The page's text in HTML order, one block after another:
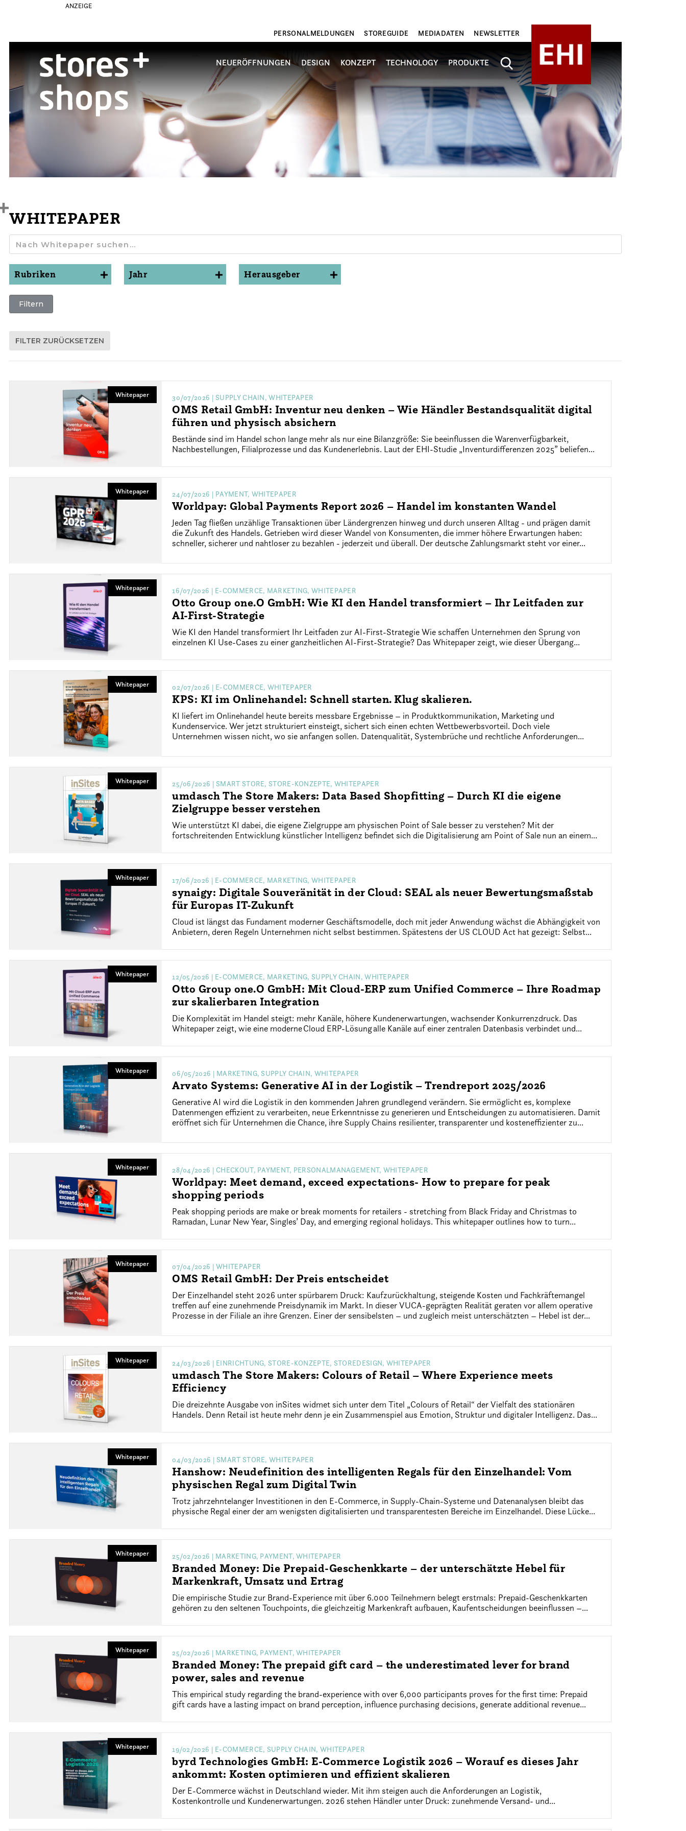
ANZEIGE
PERSONALMELDUNGEN STOREGUIDE MEDIADATEN NEWSLETTER
NEUERÖFFNUNGEN DESIGN KONZEPT TECHNOLOGY PRODUKTE
WHITEPAPER
Rubriken
ALLE
Jahr Herausgeber
Filtern
FILTER ZURÜCKSETZEN
Whitepaper 30/07/2026 | SUPPLY CHAIN, WHITEPAPER
OMS Retail GmbH: Inventur neu denken – Wie Händler Bestandsqualität digital
führen und physisch absichern
Bestände sind im Handel schon lange mehr als nur eine Bilanzgröße: Sie beeinflussen die Warenverfügbarkeit,
Nachbestellungen, Filialprozesse und das Kundenerlebnis. Laut der EHI-Studie „Inventurdifferenzen 2025” beliefen...
Whitepaper 24/07/2026 | PAYMENT, WHITEPAPER
Worldpay: Global Payments Report 2026 – Handel im konstanten Wandel
Jeden Tag fließen unzählige Transaktionen über Ländergrenzen hinweg und durch unseren Alltag - und prägen damit
die Zukunft des Handels. Getrieben wird dieser Wandel von Konsumenten, die immer höhere Erwartungen haben:
schneller, sicherer und nahtloser zu bezahlen - jederzeit und überall. Der deutsche Zahlungsmarkt steht vor einer...
Whitepaper 16/07/2026 | E-COMMERCE, MARKETING, WHITEPAPER
Otto Group one.O GmbH: Wie KI den Handel transformiert – Ihr Leitfaden zur
AI-First-Strategie
Wie KI den Handel transformiert Ihr Leitfaden zur AI-First-Strategie Wie schaffen Unternehmen den Sprung von
einzelnen KI Use-Cases zu einer ganzheitlichen AI-First-Strategie? Das Whitepaper zeigt, wie dieser Übergang...
Whitepaper 02/07/2026 | E-COMMERCE, WHITEPAPER
KPS: KI im Onlinehandel: Schnell starten. Klug skalieren.
KI liefert im Onlinehandel heute bereits messbare Ergebnisse – in Produktkommunikation, Marketing und
Kundenservice. Wer jetzt strukturiert einsteigt, sichert sich einen echten Wettbewerbsvorteil. Doch viele
Unternehmen wissen nicht, wo sie anfangen sollen. Datenqualität, Systembrüche und rechtliche Anforderungen...
Whitepaper 25/06/2026 | SMART STORE, STORE-KONZEPTE, WHITEPAPER
umdasch The Store Makers: Data Based Shopfitting – Durch KI die eigene
Zielgruppe besser verstehen
Wie unterstützt KI dabei, die eigene Zielgruppe am physischen Point of Sale besser zu verstehen? Mit der
fortschreitenden Entwicklung künstlicher Intelligenz befindet sich die Digitalisierung am Point of Sale nun an einem...
Whitepaper 17/06/2026 | E-COMMERCE, MARKETING, WHITEPAPER
synaigy: Digitale Souveränität in der Cloud: SEAL als neuer Bewertungsmaßstab
für Europas IT-Zukunft
Cloud ist längst das Fundament moderner Geschäftsmodelle, doch mit jeder Anwendung wächst die Abhängigkeit von
Anbietern, deren Regeln Unternehmen nicht selbst bestimmen. Spätestens der US CLOUD Act hat gezeigt: Selbst...
Whitepaper 12/05/2026 | E-COMMERCE, MARKETING, SUPPLY CHAIN, WHITEPAPER
Otto Group one.O GmbH: Mit Cloud-ERP zum Unified Commerce – Ihre Roadmap
zur skalierbaren Integration
Die Komplexität im Handel steigt: mehr Kanäle, höhere Kundenerwartungen, wachsender Konkurrenzdruck. Das
Whitepaper zeigt, wie eine moderne Cloud ERP-Lösung alle Kanäle auf einer zentralen Datenbasis verbindet und...
Whitepaper 06/05/2026 | MARKETING, SUPPLY CHAIN, WHITEPAPER
Arvato Systems: Generative AI in der Logistik – Trendreport 2025/2026
Generative AI wird die Logistik in den kommenden Jahren grundlegend verändern. Sie ermöglicht es, komplexe
Datenmengen effizient zu verarbeiten, neue Erkenntnisse zu generieren und Entscheidungen zu automatisieren. Damit
eröffnet sich für Unternehmen die Chance, ihre Supply Chains resilienter, transparenter und kosteneffizienter zu...
Whitepaper 28/04/2026 | CHECKOUT, PAYMENT, PERSONALMANAGEMENT, WHITEPAPER
Worldpay: Meet demand, exceed expectations- How to prepare for peak
shopping periods
Peak shopping periods are make or break moments for retailers - stretching from Black Friday and Christmas to
Ramadan, Lunar New Year, Singles’ Day, and emerging regional holidays. This whitepaper outlines how to turn...
Whitepaper 07/04/2026 | WHITEPAPER
OMS Retail GmbH: Der Preis entscheidet
Der Einzelhandel steht 2026 unter spürbarem Druck: Kaufzurückhaltung, steigende Kosten und Fachkräftemangel
treffen auf eine zunehmende Preisdynamik im Markt. In dieser VUCA-geprägten Realität geraten vor allem operative
Prozesse in der Filiale an ihre Grenzen. Einer der sensibelsten – und zugleich meist unterschätzten – Hebel ist der...
Whitepaper 24/03/2026 | EINRICHTUNG, STORE-KONZEPTE, STOREDESIGN, WHITEPAPER
umdasch The Store Makers: Colours of Retail – Where Experience meets
Efficiency
Die dreizehnte Ausgabe von inSites widmet sich unter dem Titel „Colours of Retail“ der Vielfalt des stationären
Handels. Denn Retail ist heute mehr denn je ein Zusammenspiel aus Emotion, Struktur und digitaler Intelligenz. Das...
Whitepaper 04/03/2026 | SMART STORE, WHITEPAPER
Hanshow: Neudefinition des intelligenten Regals für den Einzelhandel: Vom
physischen Regal zum Digital Twin
Trotz jahrzehntelanger Investitionen in den E-Commerce, in Supply-Chain-Systeme und Datenanalysen bleibt das
physische Regal einer der am wenigsten digitalisierten und transparentesten Bereiche im Einzelhandel. Diese Lücke...
Whitepaper 25/02/2026 | MARKETING, PAYMENT, WHITEPAPER
Branded Money: Die Prepaid-Geschenkkarte – der unterschätzte Hebel für
Markenkraft, Umsatz und Ertrag
Die empirische Studie zur Brand-Experience mit über 6.000 Teilnehmern belegt erstmals: Prepaid-Geschenkkarten
gehören zu den seltenen Touchpoints, die gleichzeitig Markenkraft aufbauen, Kaufentscheidungen beeinflussen –...
Whitepaper 25/02/2026 | MARKETING, PAYMENT, WHITEPAPER
Branded Money: The prepaid gift card – the underestimated lever for brand
power, sales and revenue
This empirical study regarding the brand-experience with over 6,000 participants proves for the first time: Prepaid
gift cards have a lasting impact on brand perception, influence purchasing decisions, generate additional revenue...
Whitepaper 19/02/2026 | E-COMMERCE, SUPPLY CHAIN, WHITEPAPER
byrd Technologies GmbH: E-Commerce Logistik 2026 – Worauf es dieses Jahr
ankommt: Kosten optimieren und effizient skalieren
Der E-Commerce wächst in Deutschland wieder. Mit ihm steigen auch die Anforderungen an Logistik,
Kostenkontrolle und Kundenerwartungen. 2026 stehen Händler unter Druck: zunehmende Versand- und...